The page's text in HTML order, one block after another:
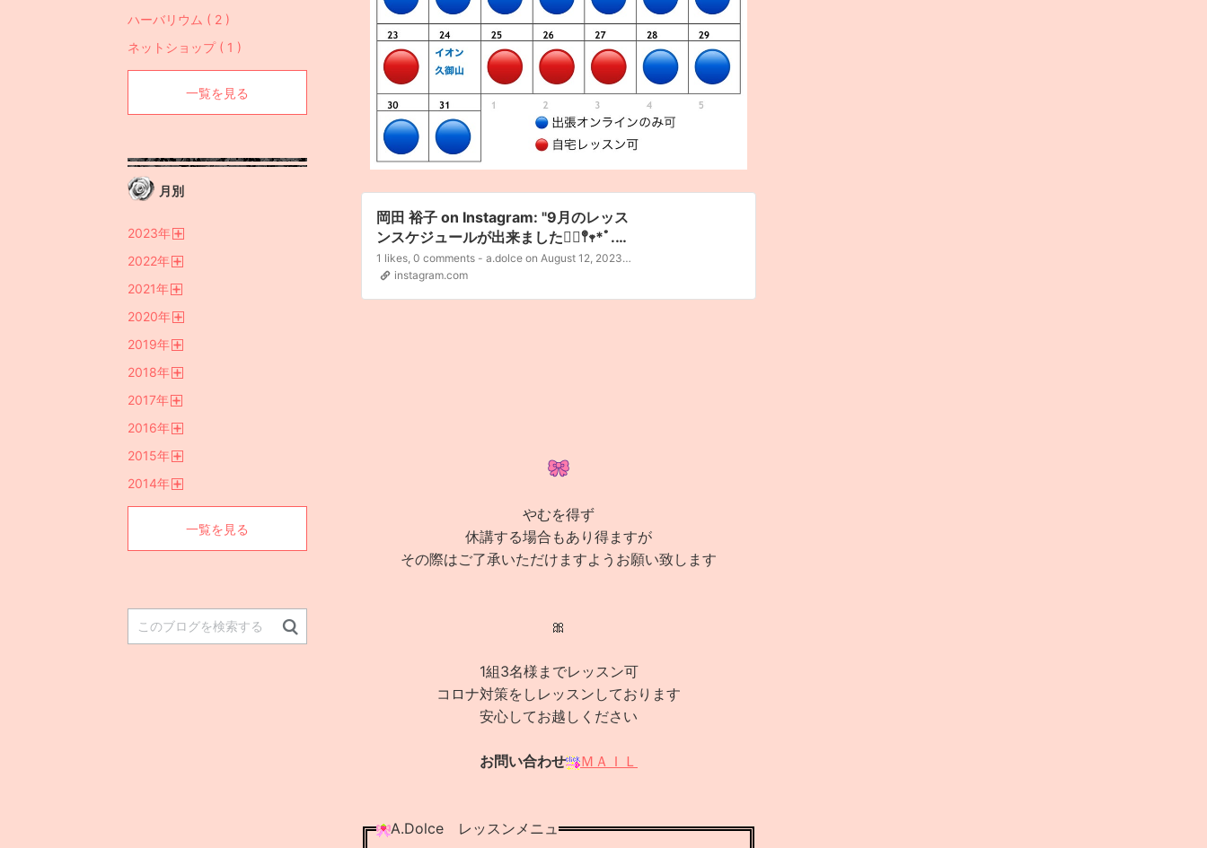
岡田 裕子 on Instagram: "9月のレッス
ンスケジュールが出来ました❁⃘𖤣𖥧*ﾟ.
(写真2枚目は10月事前予約可能カレン
ダーです) 秋はハンドメイドの季節🧵✂️
一緒に手づくり始めませんか？ 皆様の
1 likes, 0 comments - a.dolce on August 12, 2023: "9月のレッスンスケジュールが出来ました❁⃘𖤣𖥧*ﾟ. (写真2枚目は10月..."
instagram.com
やむを得ず
休講する場合もあり得ますが
その際はご了承いただけますようお願い致します
🎀
1組3名様までレッスン可
コロナ対策をしレッスンしております
安心してお越しください
お問い合わせ ＭＡＩＬ
A.Dolce レッスンメニュ
ハーバリウム ( 2 )
ネットショップ ( 1 )
一覧を見る
月別
2023年
2022年
2021年
2020年
2019年
2018年
2017年
2016年
2015年
2014年
一覧を見る